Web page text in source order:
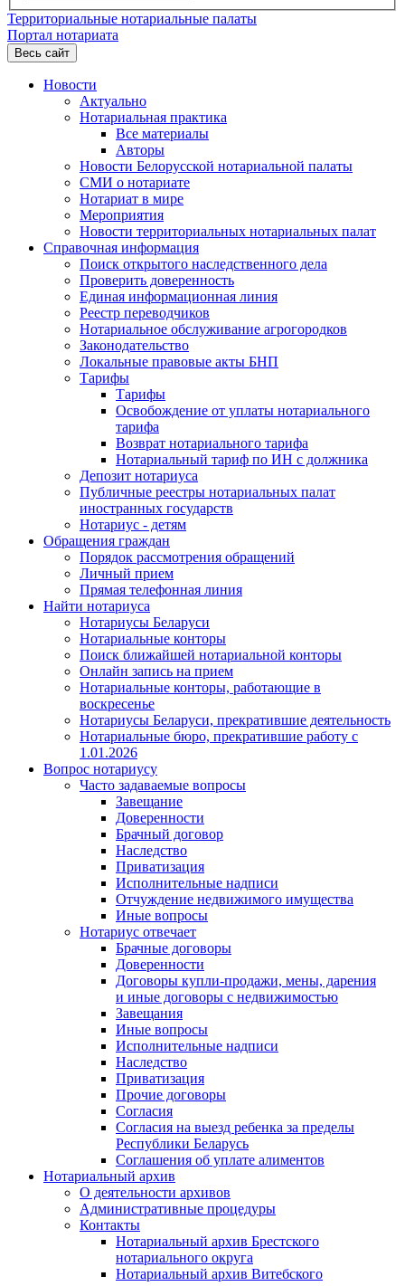
Территориальные нотариальные палаты
Портал нотариата
Весь сайт
Новости
Актуально
Нотариальная практика
Все материалы
Авторы
Новости Белорусской нотариальной палаты
СМИ о нотариате
Нотариат в мире
Мероприятия
Новости территориальных нотариальных палат
Справочная информация
Поиск открытого наследственного дела
Проверить доверенность
Единая информационная линия
Реестр переводчиков
Нотариальное обслуживание агрогородков
Законодательство
Локальные правовые акты БНП
Тарифы
Тарифы
Освобождение от уплаты нотариального
тарифа
Возврат нотариального тарифа
Нотариальный тариф по ИН с должника
Депозит нотариуса
Публичные реестры нотариальных палат
иностранных государств
Нотариус - детям
Обращения граждан
Порядок рассмотрения обращений
Личный прием
Прямая телефонная линия
Найти нотариуса
Нотариусы Беларуси
Нотариальные конторы
Поиск ближайшей нотариальной конторы
Онлайн запись на прием
Нотариальные конторы, работающие в
воскресенье
Нотариусы Беларуси, прекратившие деятельность
Нотариальные бюро, прекратившие работу с
1.01.2026
Вопрос нотариусу
Часто задаваемые вопросы
Завещание
Доверенности
Брачный договор
Наследство
Приватизация
Исполнительные надписи
Отчуждение недвижимого имущества
Иные вопросы
Нотариус отвечает
Брачные договоры
Доверенности
Договоры купли-продажи, мены, дарения
и иные договоры с недвижимостью
Завещания
Иные вопросы
Исполнительные надписи
Наследство
Приватизация
Прочие договоры
Согласия
Согласия на выезд ребенка за пределы
Республики Беларусь
Соглашения об уплате алиментов
Нотариальный архив
О деятельности архивов
Административные процедуры
Контакты
Нотариальный архив Брестского
нотариального округа
Нотариальный архив Витебского